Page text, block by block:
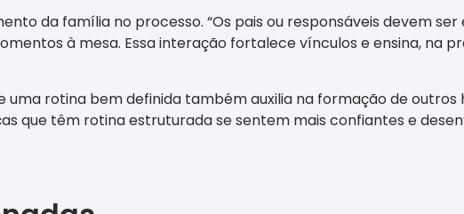
da família no processo. “Os pais ou responsáveis devem
à mesa. Essa interação fortalece vínculos e ensina, na
uma rotina bem definida também auxilia na formação de
que têm rotina estruturada se sentem mais confiantes e